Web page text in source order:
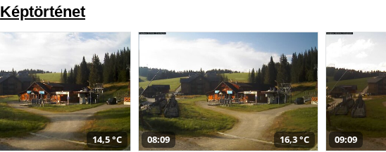
Képtörténet
14,5 °C 08:09 16,3 °C 09:09